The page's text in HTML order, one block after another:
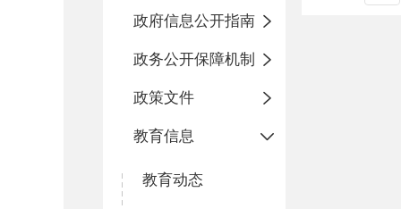
政府信息公开指南
政务公开保障机制
政策文件
教育信息
教育动态